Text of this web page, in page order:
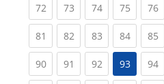
72(current)
73(current)
74(current)
75(current)
76
81 (current)
82(current)
83(current)
84(current)
85
90(current)
91 (current)
92(current)
93 94